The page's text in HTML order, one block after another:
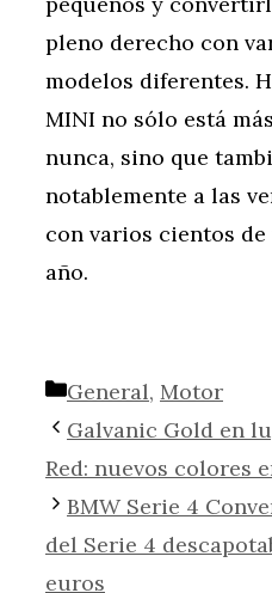
pleno derecho con
modelos diferentes.
MINI no sólo está
nunca, sino que
notablemente a las
con varios cientos
año.
Categorías
General, Motor
Galvanic Gold en
Red: nuevos colores
BMW Serie 4
del Serie 4
euros